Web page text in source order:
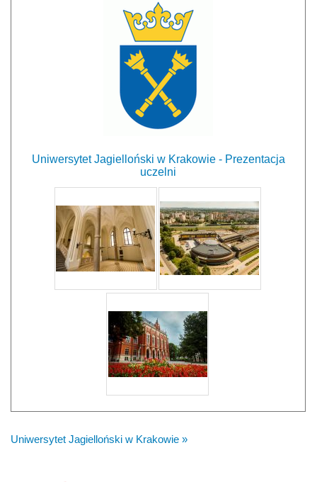
Uniwersytet Jagielloński w Krakowie - Prezentacja
uczelni
Uniwersytet Jagielloński w Krakowie »